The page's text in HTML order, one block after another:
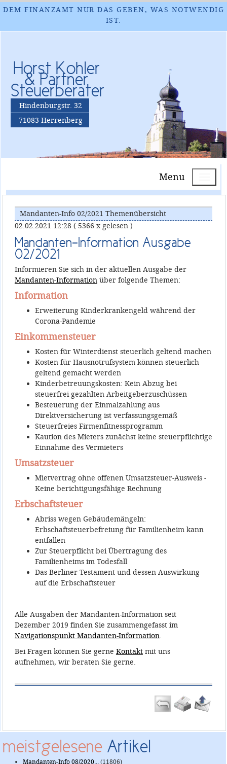
DEM FINANZAMT NUR DAS GEBEN, WAS NOTWENDIG
IST.
Horst Kohler
& Partner
Steuerberater
Hindenburgstr. 32
71083 Herrenberg
Menu
Mandanten-Info 02/2021 Themenübersicht
02.02.2021 12:28 ( 5366 x gelesen )
Mandanten-Information Ausgabe
02/2021
Informieren Sie sich in der aktuellen Ausgabe der
Mandanten-Informationüber folgende Themen:
Information
Erweiterung Kinderkrankengeld während der
Corona-Pandemie
Einkommensteuer
Kosten für Winterdienst steuerlich geltend machen
Kosten für Hausnotrufsystem können steuerlich
geltend gemacht werden
Kinderbetreuungskosten: Kein Abzug bei
steuerfrei gezahlten Arbeitgeberzuschüssen
Besteuerung der Einmalzahlung aus
Direktversicherung ist verfassungsgemäß
Steuerfreies Firmenfitnessprogramm
Kaution des Mieters zunächst keine steuerpflichtige
Einnahme des Vermieters
Umsatzsteuer
Mietvertrag ohne offenen Umsatzsteuer-Ausweis -
Keine berichtigungsfähige Rechnung
Erbschaftsteuer
Abriss wegen Gebäudemängeln:
Erbschaftsteuerbefreiung für Familienheim kann
entfallen
Zur Steuerpflicht bei Übertragung des
Familienheims im Todesfall
Das Berliner Testament und dessen Auswirkung
auf die Erbschaftsteuer
Alle Ausgaben der Mandanten-Information seit
Dezember 2019 finden Sie zusammengefasst im
Navigationspunkt Mandanten-Information.
Bei Fragen können Sie gerne Kontaktmit uns
aufnehmen, wir beraten Sie gerne.
meistgelesene Artikel
Mandanten-Info 08/2020...(11806)